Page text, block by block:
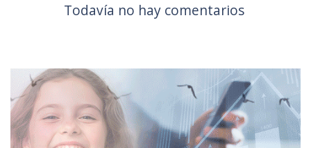
Todavía no hay comentarios